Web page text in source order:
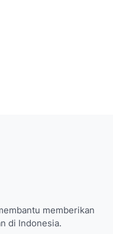
memberikan
di Indonesia.